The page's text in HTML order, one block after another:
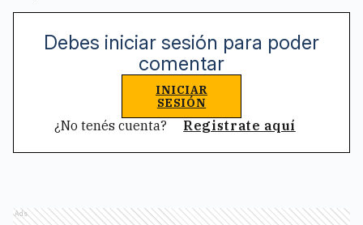
Debes iniciar sesión para poder
comentar
INICIAR
SESIÓN
¿No tenés cuenta? Registrate aquí
Ads